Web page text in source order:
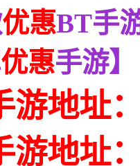
优惠BT手
优惠手游】
游地址
游地址